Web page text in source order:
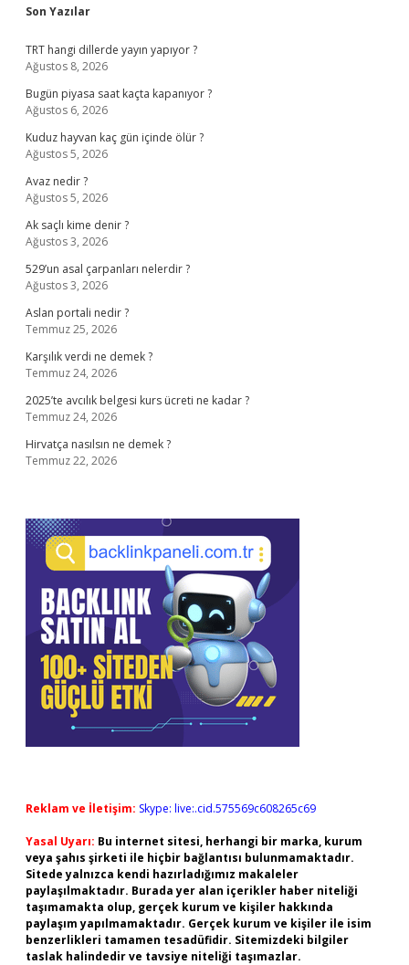
Sidebar
Son Yazılar
TRT hangi dillerde yayın yapıyor ?
Ağustos 8, 2026
Bugün piyasa saat kaçta kapanıyor ?
Ağustos 6, 2026
Kuduz hayvan kaç gün içinde ölür ?
Ağustos 5, 2026
Avaz nedir ?
Ağustos 5, 2026
Ak saçlı kime denir ?
Ağustos 3, 2026
529’un asal çarpanları nelerdir ?
Ağustos 3, 2026
Aslan portali nedir ?
Temmuz 25, 2026
Karşılık verdi ne demek ?
Temmuz 24, 2026
2025’te avcılık belgesi kurs ücreti ne kadar ?
Temmuz 24, 2026
Hirvatça nasılsın ne demek ?
Temmuz 22, 2026
Reklam ve İletişim: Skype: live:.cid.575569c608265c69
Yasal Uyarı: Bu internet sitesi, herhangi bir marka, kurum
veya şahıs şirketi ile hiçbir bağlantısı bulunmamaktadır.
Sitede yalnızca kendi hazırladığımız makaleler
paylaşılmaktadır. Burada yer alan içerikler haber niteliği
taşımamakta olup, gerçek kurum ve kişiler hakkında
paylaşım yapılmamaktadır. Gerçek kurum ve kişiler ile isim
benzerlikleri tamamen tesadüfidir. Sitemizdeki bilgiler
taslak halindedir ve tavsiye niteliği taşımazlar.